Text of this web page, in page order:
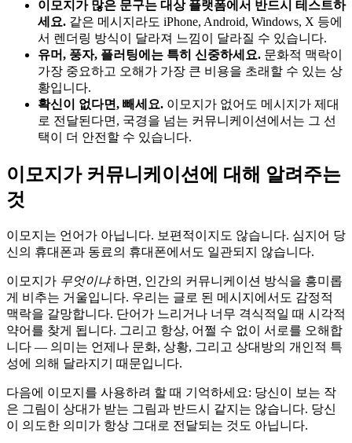
이모지가 많은 문구는 대상 플랫폼에서 반드시 테스트하
세요. 같은 메시지라도 iPhone, Android, Windows, X 등에
서 렌더링 방식이 달라져 느낌이 달라질 수 있습니다.
유머, 풍자, 플러팅에는 특히 신중하세요. 문화적 맥락이
가장 중요하고 오해가 가장 큰 비용을 초래할 수 있는 상
황입니다.
확신이 없다면, 빼세요. 이모지가 없어도 메시지가 제대
로 전달된다면, 국경을 넘는 커뮤니케이션에서는 그 선
택이 더 안전할 수 있습니다.
이모지가 커뮤니케이션에 대해 알려주는
것
이모지는 언어가 아닙니다. 보편적이지도 않습니다. 심지어 당
신의 휴대폰과 동료의 휴대폰에서도 일관되지 않습니다.
이모지가 무엇이냐하면, 인간의 커뮤니케이션 방식을 흥미롭
게 비추는 거울입니다. 우리는 글로 된 메시지에서도 감정적
맥락을 갈망합니다. 단어가 느리거나 너무 격식적일 때 시각적
약어를 찾게 됩니다. 그리고 항상, 어쩔 수 없이 서로를 오해합
니다 — 의미는 언제나 문화, 상황, 그리고 상대방의 개인적 특
성에 의해 달라지기 때문입니다.
다음에 이모지를 사용하려 할 때 기억하세요: 당신이 보는 작
은 그림이 상대가 받는 그림과 반드시 같지는 않습니다. 당신
이 의도한 의미가 항상 그대로 전달되는 것도 아닙니다.